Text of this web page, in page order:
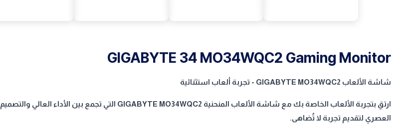
GIGABYTE 34 MO34WQC2 Gaming Monitor
شاشة الألعاب GIGABYTE MO34WQC2 - تجربة ألعاب استثنائية
ارتقِ بتجربة الألعاب الخاصة بك مع شاشة الألعاب المنحنية GIGABYTE MO34WQC2 التي تجمع بين الأداء العالي والتصميم
العصري لتقديم تجربة لا تُضاهى.